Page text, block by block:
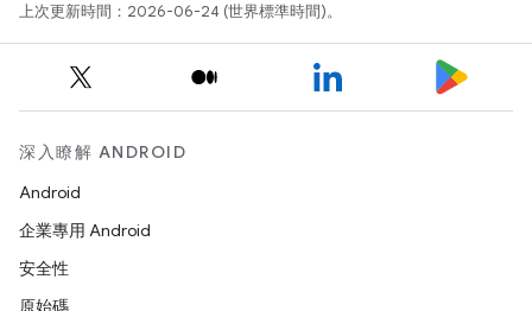
上次更新時間：2026-06-24 (世界標準時間)。
深入瞭解 ANDROID
Android
企業專用 Android
安全性
原始碼